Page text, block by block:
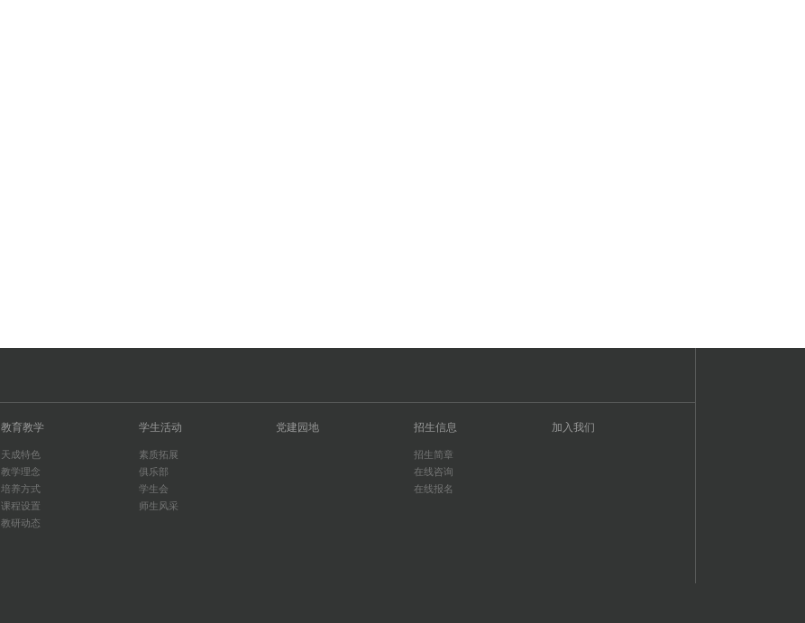
教育教学
天成特色
教学理念
培养方式
课程设置
教研动态
学生活动
素质拓展
俱乐部
学生会
师生风采
党建园地 招生信息
招生简章
在线咨询
在线报名
加入我们